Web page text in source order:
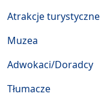
Atrakcje turystyczne
Muzea
Adwokaci/Doradcy
Tłumacze